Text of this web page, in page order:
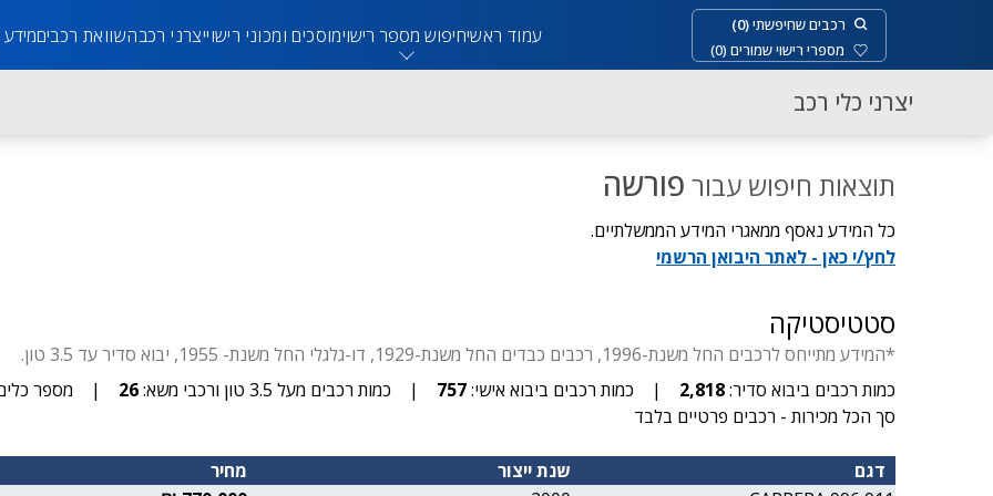
רכבים שחיפשתי(
0
)
מספרי רישוי שמורים (
0
)
עמוד ראשיחיפוש מספר רישוימוסכים ומכוני רישוייצרני רכבהשוואת רכביםמידע
יצרני כלי רכב
תוצאות חיפוש עבור פורשה
כל המידע נאסף ממאגרי המידע הממשלתיים.
לחץ/י כאן - לאתר היבואן הרשמי
סטטיסטיקה
*המידע מתייחס לרכבים החל משנת-1996, רכבים כבדים החל משנת-1929, דו-גלגלי החל משנת- 1955, יבוא סדיר עד 3.5 טון.
כמות רכבים ביבוא סדיר:2,818
| כמות רכבים ביבוא אישי:757
| כמות רכבים מעל 3.5 טון ורכבי משא: 26
|
מספר
סך הכל מכירות - רכבים פרטיים בלבד
דגם שנת ייצור מחיר